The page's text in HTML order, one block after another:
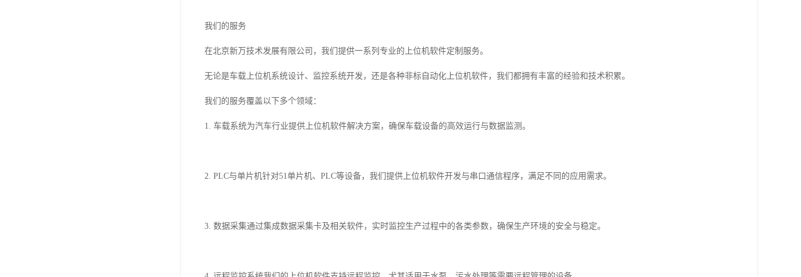
我们的服务
在北京新万技术发展有限公司，我们提供一系列专业的上位机软件定制服务。
无论是车载上位机系统设计、监控系统开发，还是各种非标自动化上位机软件，我们都拥有丰富的经验和技术积累。
我们的服务覆盖以下多个领域：
1. 车载系统为汽车行业提供上位机软件解决方案，确保车载设备的高效运行与数据监测。
2. PLC与单片机针对51单片机、PLC等设备，我们提供上位机软件开发与串口通信程序，满足不同的应用需求。
3. 数据采集通过集成数据采集卡及相关软件，实时监控生产过程中的各类参数，确保生产环境的安全与稳定。